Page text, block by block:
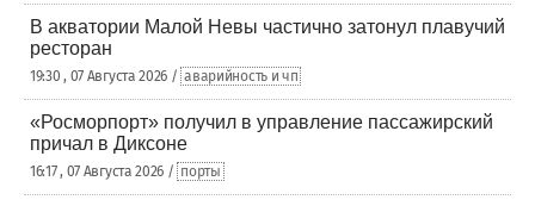
В акватории Малой Невы частично затонул плавучий
ресторан
19:30 , 07 Августа 2026 / аварийность и чп
«Росморпорт» получил в управление пассажирский
причал в Диксоне
16:17 , 07 Августа 2026 / порты